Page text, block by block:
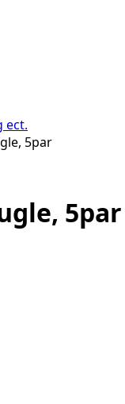
ect.
5par
5par